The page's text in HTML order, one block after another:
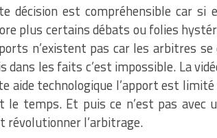
décision est compréhensible car
plus certains débats ou folies
n’existent pas car les arbitres
dans les faits c’est impossible. La
aide technologique l’apport est
le temps. Et puis ce n’est pas avec
révolutionner l’arbitrage.